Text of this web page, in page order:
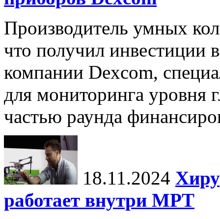
Производитель умных
что получил инвестиции
компании Dexcom,
для мониторинга уровня
частью раунда
18.11.2024
работает внутри МРТ